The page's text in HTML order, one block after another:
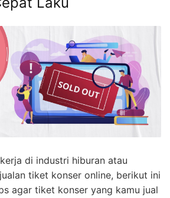
di industri hiburan atau
tiket konser online, berikut ini
agar tiket konser yang kamu jual